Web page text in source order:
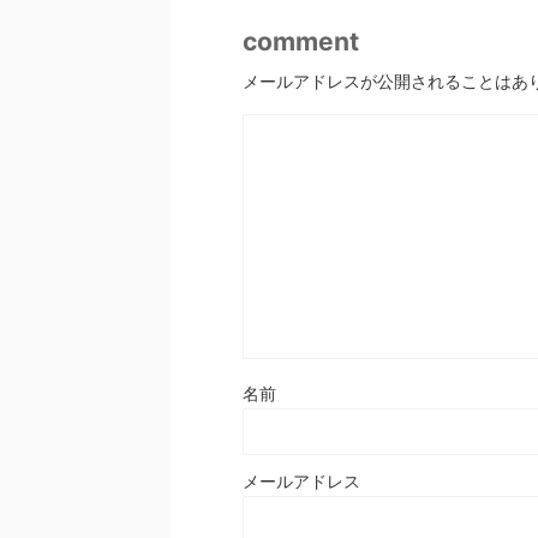
comment
メールアドレスが公開されることはあ
名前
メールアドレス